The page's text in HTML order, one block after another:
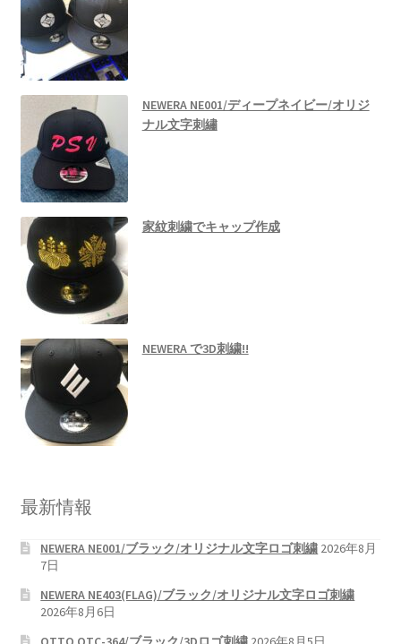
NEWERA NE001/ディープネイビー/オリジ
ナル文字刺繡
家紋刺繍でキャップ作成
NEWERA で3D刺繍!!
最新情報
NEWERA NE001/ブラック/オリジナル文字ロゴ刺繍 2026年8月
7日
NEWERA NE403(FLAG)/ブラック/オリジナル文字ロゴ刺繍
2026年8月6日